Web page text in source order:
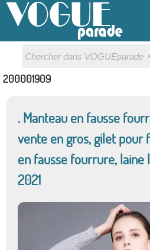
200001909
. Manteau en fausse
vente en gros, gilet pour
en fausse fourrure, laine
2021